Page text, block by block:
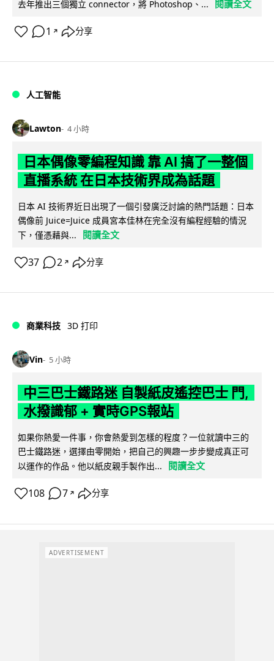
去年推出三個獨立 connector，將 Photoshop、... 閱讀全文
1 ↗ 分享
人工智能
Lawton 4 小時
日本偶像零編程知識 靠 AI 搞了一整個
直播系統 在日本技術界成為話題
日本 AI 技術界近日出現了一個引發廣泛討論的熱門話題：日本
偶像前 Juice=Juice 成員宮本佳林在完全沒有編程經驗的情況
下，僅憑藉與...
閱讀全文
37 2 ↗ 分享
商業科技 3D 打印
Vin 5 小時
中三巴士鐵路迷 自製紙皮遙控巴士 門,
水撥識郁 + 實時GPS報站
如果你熱愛一件事，你會熱愛到怎樣的程度？一位就讀中三的
巴士鐵路迷，選擇由零開始，把自己的興趣一步步變成真正可
以運作的作品。他以紙皮親手製作出...
閱讀全文
108 7 ↗ 分享
ADVERTISEMENT